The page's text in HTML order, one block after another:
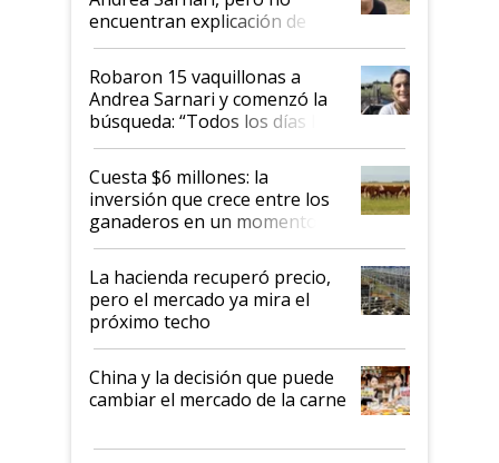
encuentran explicación de
cómo llegaron allí
Robaron 15 vaquillonas a
Andrea Sarnari y comenzó la
búsqueda: “Todos los días le
toca a algún productor”
Cuesta $6 millones: la
inversión que crece entre los
ganaderos en un momento
histórico para la actividad
La hacienda recuperó precio,
pero el mercado ya mira el
próximo techo
China y la decisión que puede
cambiar el mercado de la carne